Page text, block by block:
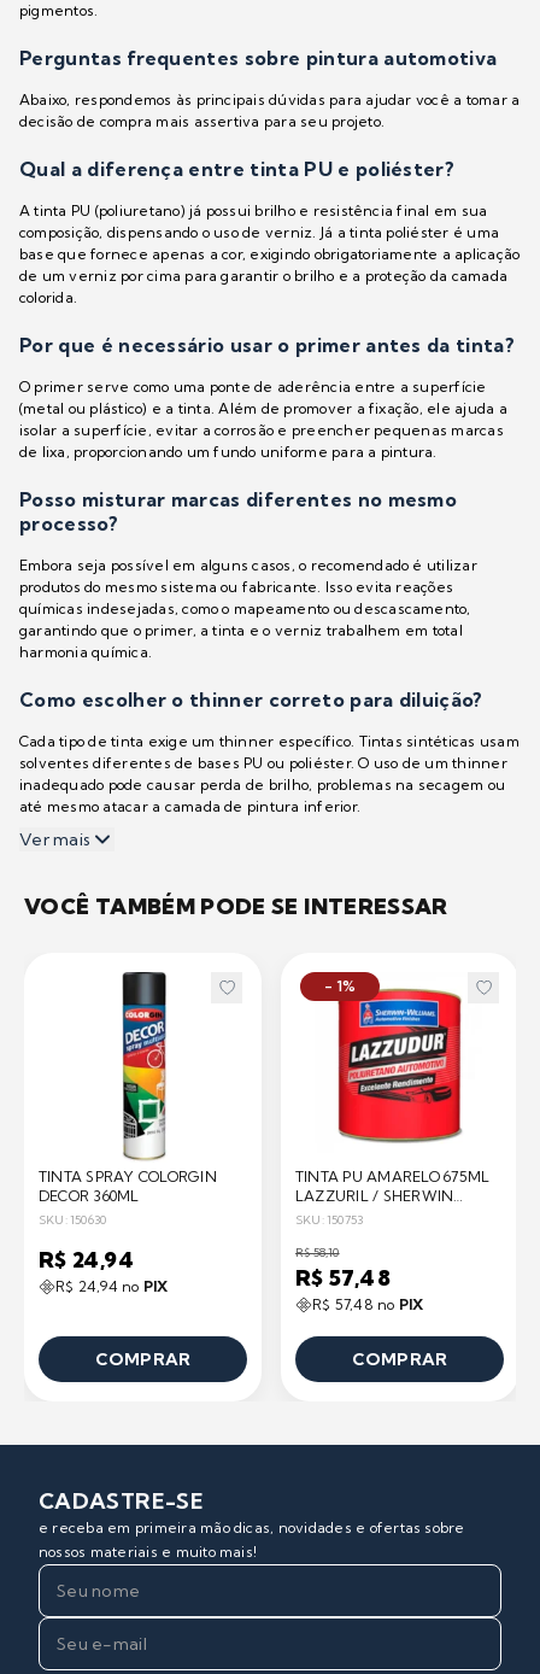
pigmentos.
Perguntas frequentes sobre pintura automotiva
Abaixo, respondemos às principais dúvidas para ajudar você a tomar a
decisão de compra mais assertiva para seu projeto.
Qual a diferença entre tinta PU e poliéster?
A tinta PU (poliuretano) já possui brilho e resistência final em sua
composição, dispensando o uso de verniz. Já a tinta poliéster é uma
base que fornece apenas a cor, exigindo obrigatoriamente a aplicação
de um verniz por cima para garantir o brilho e a proteção da camada
colorida.
Por que é necessário usar o primer antes da tinta?
O primer serve como uma ponte de aderência entre a superfície
(metal ou plástico) e a tinta. Além de promover a fixação, ele ajuda a
isolar a superfície, evitar a corrosão e preencher pequenas marcas
de lixa, proporcionando um fundo uniforme para a pintura.
Posso misturar marcas diferentes no mesmo
processo?
Embora seja possível em alguns casos, o recomendado é utilizar
produtos do mesmo sistema ou fabricante. Isso evita reações
químicas indesejadas, como o mapeamento ou descascamento,
garantindo que o primer, a tinta e o verniz trabalhem em total
harmonia química.
Como escolher o thinner correto para diluição?
Cada tipo de tinta exige um thinner específico. Tintas sintéticas usam
solventes diferentes de bases PU ou poliéster. O uso de um thinner
inadequado pode causar perda de brilho, problemas na secagem ou
até mesmo atacar a camada de pintura inferior.
Ver mais
VOCÊ TAMBÉM PODE SE INTERESSAR
TINTA SPRAY COLORGIN
DECOR 360ML
SKU: 150630
R$ 24,94
R$ 24,94 no PIX
COMPRAR
TINTA PU AMARELO 675ML
LAZZURIL / SHERWIN
WILLIAMS
SKU: 150753
R$ 58,10
R$ 57,48
R$ 57,48 no PIX
- 1%
COMPRAR
CADASTRE-SE
e receba em primeira mão dicas, novidades e ofertas sobre
nossos materiais e muito mais!